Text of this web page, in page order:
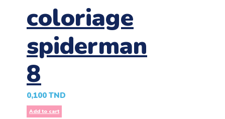
coloriage
spiderman
8
0,100 TND
Add to cart